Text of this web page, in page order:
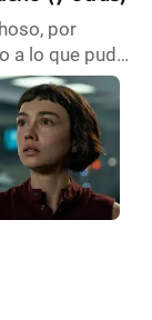
por
a lo que pude
pasado hice
por fuera
a la que
incluyen
– Vince